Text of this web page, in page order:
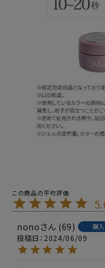
nono
69 購
投稿日
2024/06/09